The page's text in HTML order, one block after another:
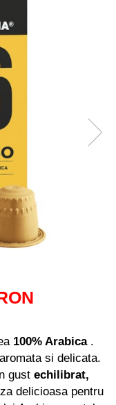
100% Arabica .
si delicata.
gust echilibrat,
delicioasa pentru